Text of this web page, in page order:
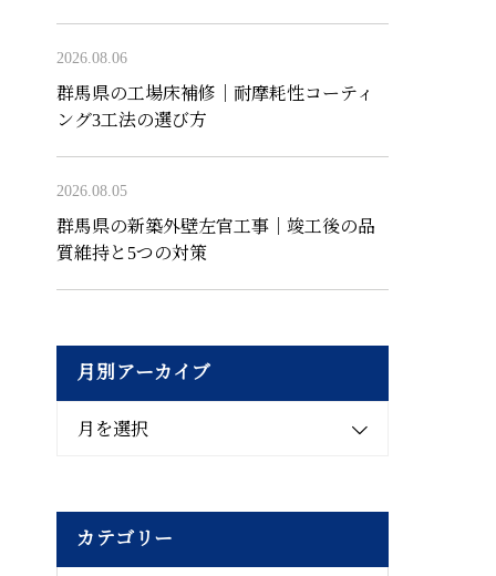
2026.08.06
群馬県の工場床補修｜耐摩耗性コーティ
ング3工法の選び方
2026.08.05
群馬県の新築外壁左官工事｜竣工後の品
質維持と5つの対策
月別アーカイブ
月を選択
カテゴリー